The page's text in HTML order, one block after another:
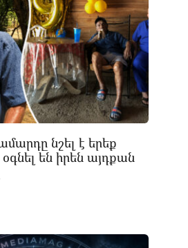
նշել է երեք
են իրեն այդքան